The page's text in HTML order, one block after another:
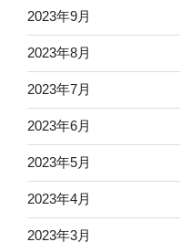
2023年9月
2023年8月
2023年7月
2023年6月
2023年5月
2023年4月
2023年3月